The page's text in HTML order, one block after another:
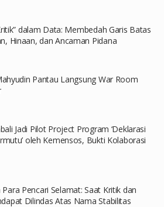
dalam Data: Membedah Garis Batas
Hinaan, dan Ancaman Pidana
Pantau Langsung War Room
Jadi Pilot Project Program ‘Deklarasi
oleh Kemensos, Bukti Kolaborasi
Pencari Selamat: Saat Kritik dan
Dilindas Atas Nama Stabilitas